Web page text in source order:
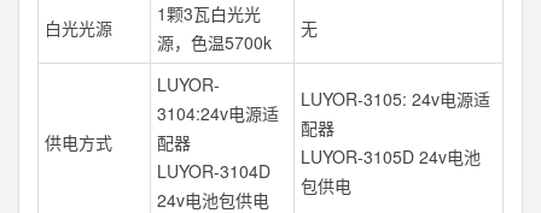
白光光源
1颗3瓦白光光
源，色温5700k
无
供电方式
LUYOR-
3104:24v电源适
配器
LUYOR-3104D
24v电池包供电
LUYOR-3105: 24v电源适
配器
LUYOR-3105D 24v电池
包供电